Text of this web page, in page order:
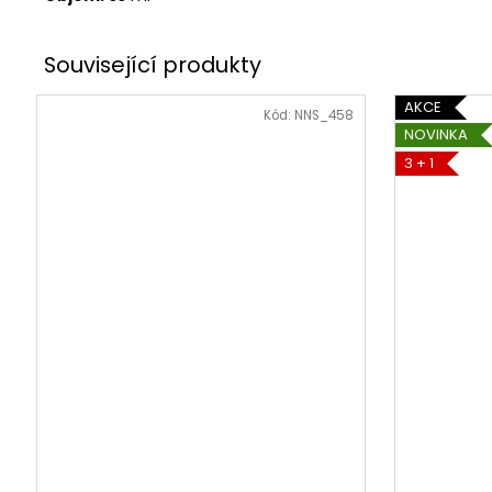
Kód: NNS_458
AKCE
NOVINKA
3 + 1